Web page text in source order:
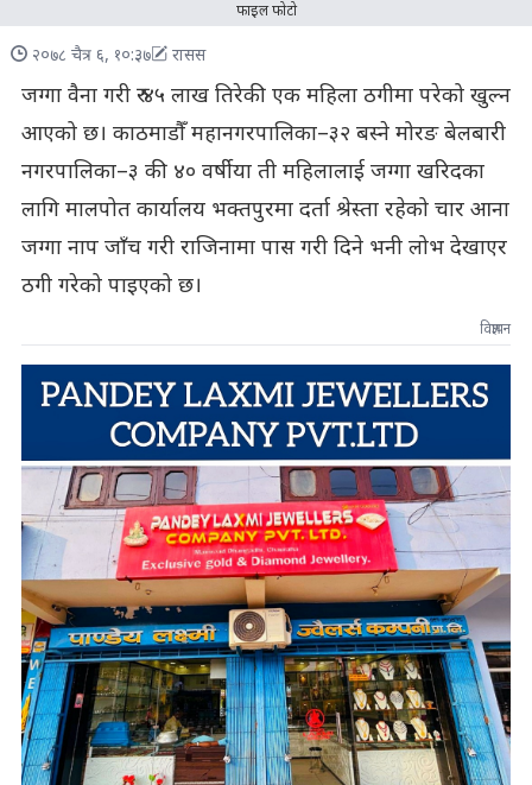
फाइल फोटो
२०७८ चैत्र ६, १०:३७ रासस
जग्गा वैना गरी रु ४५ लाख तिरेकी एक महिला ठगीमा परेको खुल्न
आएको छ। काठमाडौँ महानगरपालिका–३२ बस्ने मोरङ बेलबारी
नगरपालिका–३ की ४० वर्षीया ती महिलालाई जग्गा खरिदका
लागि मालपोत कार्यालय भक्तपुरमा दर्ता श्रेस्ता रहेको चार आना
जग्गा नाप जाँच गरी राजिनामा पास गरी दिने भनी लोभ देखाएर
ठगी गरेको पाइएको छ।
विज्ञापन